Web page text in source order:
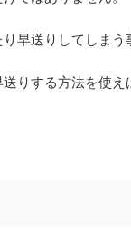
早送りしてしまう
りする方法を使